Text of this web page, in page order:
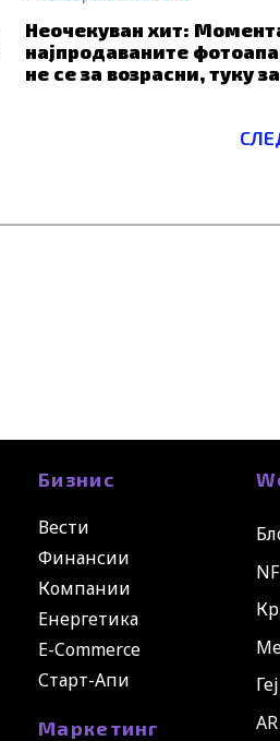
Неочекуван хит:
најпродаваните
не се за возрасни, туку
Бизнис
Вести
Финансии
Компании
Енергетика
E-Commerce
Старт-Апи
Маркетинг